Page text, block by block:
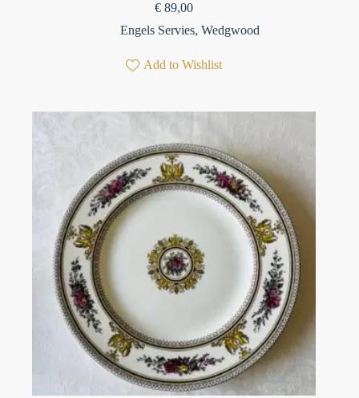
€ 89,00
Engels Servies,Wedgwood
Add to Wishlist